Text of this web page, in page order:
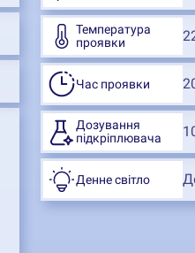
Температура
проявки
Час проявки
Дозування
підкріплювача
Денне світло